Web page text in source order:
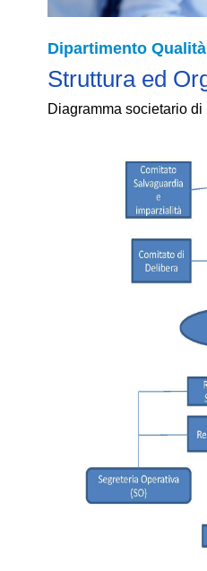
Dipartimento
Struttura ed
Diagramma societario